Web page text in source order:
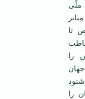
ملّی
تا
را
را